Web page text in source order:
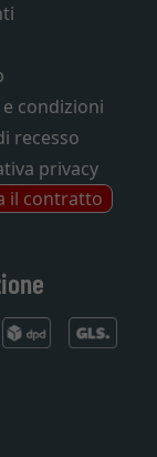
condizioni
recesso
privacy
il contratto